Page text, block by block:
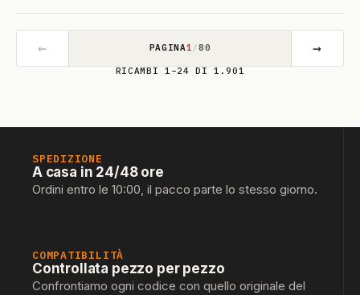
← PAGINA1 /80 →
RICAMBI 1–24 DI 1.901
SPEDIZIONE
A casa in 24/48 ore
Ordini entro le 10:00, il pacco parte lo stesso giorno.
COMPATIBILITÀ
Controllata pezzo per pezzo
Confrontiamo ogni codice con quello originale del